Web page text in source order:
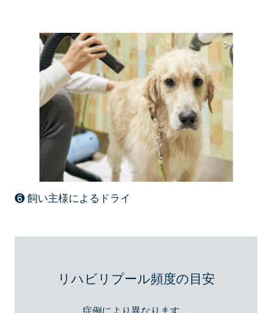
❻ 飼い主様によるドライ
リハビリプール頻度の目安
症例により異なります。